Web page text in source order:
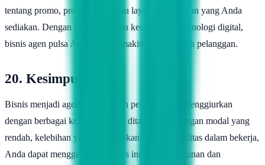
tentang promo, produk baru, atau layanan tambahan yang Anda
sediakan. Dengan memanfaatkan kecanggihan teknologi digital,
bisnis agen pulsa Anda akan semakin diminati oleh pelanggan.
20. Kesimpulan
Bisnis menjadi agen pulsa adalah peluang yang menggiurkan
dengan berbagai kelebihan yang ditawarkan. Dengan modal yang
rendah, kelebihan yang menjanjikan, dan fleksibilitas dalam bekerja,
Anda dapat menggerakkan bisnis ini sesuai keinginan dan